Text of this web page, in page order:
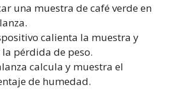
una muestra de café verde en
calienta la muestra y
pérdida de peso.
calcula y muestra el
de humedad.